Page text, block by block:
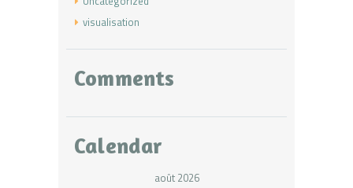
visualisation
Comments
Calendar
août 2026